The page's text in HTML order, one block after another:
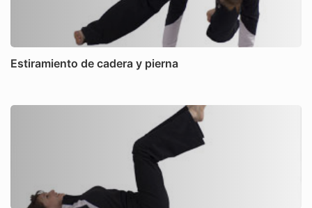
Estiramiento de cadera y pierna